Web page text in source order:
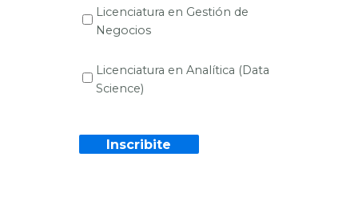
Licenciatura en Gestión de
Negocios
Licenciatura en Analítica (Data
Science)